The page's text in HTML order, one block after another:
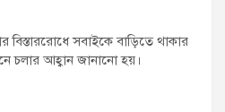
বিস্তাররোধে সবাইকে বাড়িতে থাকার
চলার আহ্বান জানানো হয়।